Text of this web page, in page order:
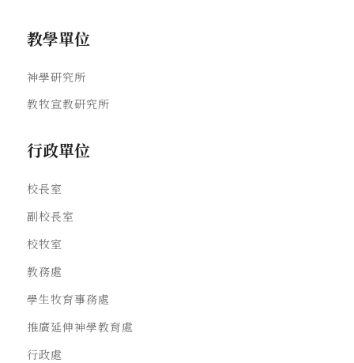
教學單位
神學研究所
教牧宣教研究所
行政單位
校長室
副校長室
校牧室
教務處
學生牧育事務處
推廣延伸神學教育處
行政處